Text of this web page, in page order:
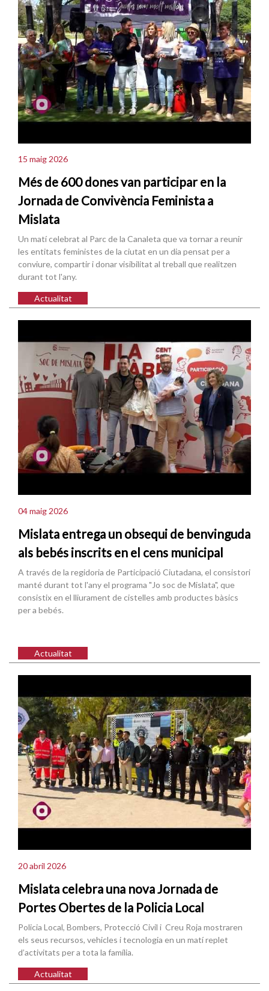
15 maig 2026
Més de 600 dones van participar en la
Jornada de Convivència Feminista a
Mislata
Un matí celebrat al Parc de la Canaleta que va tornar a reunir
les entitats feministes de la ciutat en un dia pensat per a
conviure, compartir i donar visibilitat al treball que realitzen
durant tot l'any.
Actualitat
04 maig 2026
Mislata entrega un obsequi de benvinguda
als bebés inscrits en el cens municipal
A través de la regidoria de Participació Ciutadana, el consistori
manté durant tot l'any el programa "Jo soc de Mislata", que
consistix en el lliurament de cistelles amb productes bàsics
per a bebés.
Actualitat
20 abril 2026
Mislata celebra una nova Jornada de
Portes Obertes de la Policia Local
Policia Local, Bombers, Protecció Civil i Creu Roja mostraren
els seus recursos, vehicles i tecnologia en un matí replet
d’activitats per a tota la família.
Actualitat